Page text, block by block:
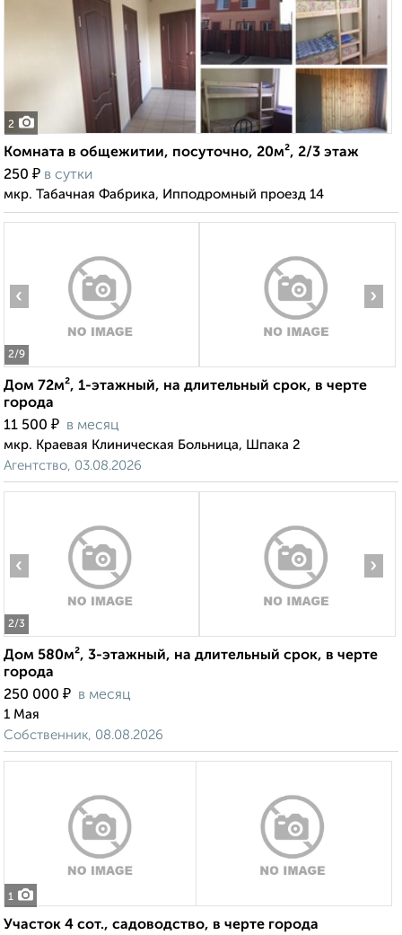
2
Комната в общежитии, посуточно, 20м², 2/3 этаж
250 ₽ в сутки
мкр. Табачная Фабрика, Ипподромный проезд 14
2/9
‹ ›
Дом 72м², 1-этажный, на длительный срок, в черте
города
11 500 ₽ в месяц
мкр. Краевая Клиническая Больница, Шпака 2
Агентство, 03.08.2026
2/3
‹ ›
Дом 580м², 3-этажный, на длительный срок, в черте
города
250 000 ₽ в месяц
1 Мая
Собственник, 08.08.2026
1
Участок 4 сот., садоводство, в черте города